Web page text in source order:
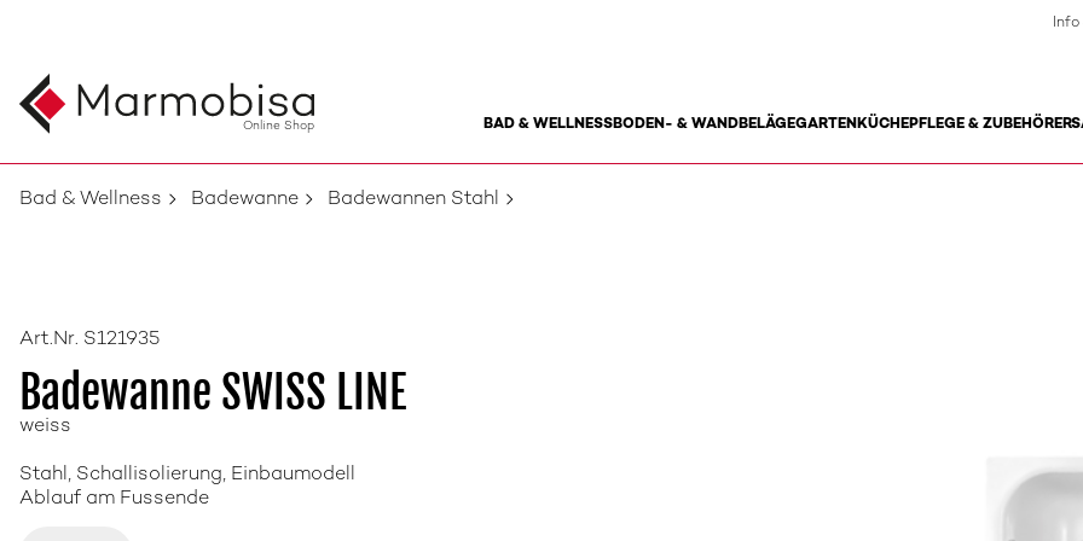
Online Shop BAD & WELLNESSBODEN- & WANDBELÄGEGARTENKÜCHEPFLEGE & ZUBEHÖR
Info
Bad & Wellness Badewanne Badewannen Stahl
Art.Nr. S121935
Badewanne SWISS LINE
weiss
Stahl, Schallisolierung, Einbaumodell
Ablauf am Fussende